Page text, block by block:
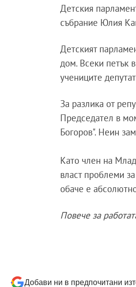
Детския
събрание Юлия
Детският
дом. Всеки петък
учениците
За разлика от
Председател в
Богоров". Неин
Като член на
власт проблеми
обаче е
Повече за
Добави ни в предпочитани